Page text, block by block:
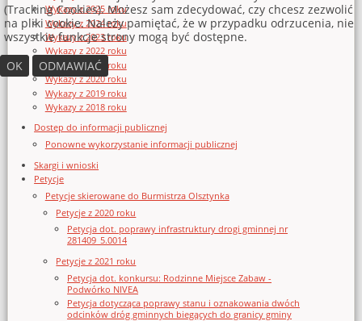
Wykazy z 2025 roku
Wykazy z 2024 roku
Wykazy z 2023 roku
Wykazy z 2022 roku
Wykazy z 2021 roku
Wykazy z 2020 roku
Wykazy z 2019 roku
Wykazy z 2018 roku
Dostęp do informacji publicznej
Ponowne wykorzystanie informacji publicznej
Skargi i wnioski
Petycje
Petycje skierowane do Burmistrza Olsztynka
Petycje z 2020 roku
Petycja dot. poprawy infrastruktury drogi gminnej nr
281409_5.0014
Petycje z 2021 roku
Petycja dot. konkursu: Rodzinne Miejsce Zabaw -
Podwórko NIVEA
Petycja dotycząca poprawy stanu i oznakowania dwóch
odcinków dróg gminnych biegących do granicy gminy
(Tracking Cookies). Możesz sam zdecydować, czy chcesz zezwolić
na pliki cookie. Należy pamiętać, że w przypadku odrzucenia, nie
wszystkie funkcje strony mogą być dostępne.
OK
ODMAWIAĆ